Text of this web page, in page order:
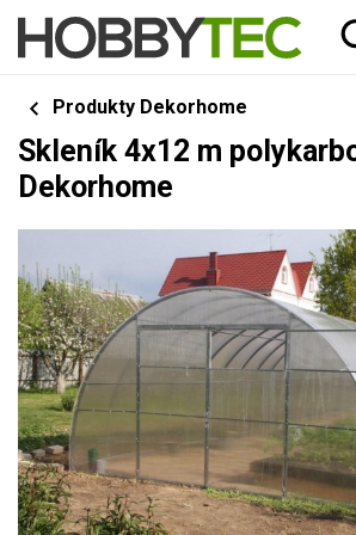
Produkty Dekorhome
Skleník 4x12 m
Dekorhome